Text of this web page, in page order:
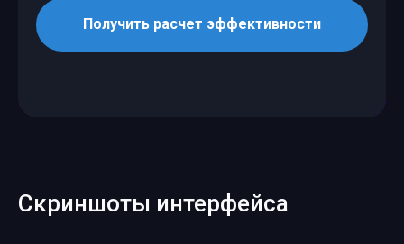
Получить расчет эффективности
Скриншоты интерфейса